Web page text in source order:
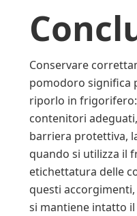
Conservare
pomodoro significa
riporlo in
contenitori adeguati,
barriera protettiva,
quando si utilizza il
etichettatura delle
questi
si mantiene intatto